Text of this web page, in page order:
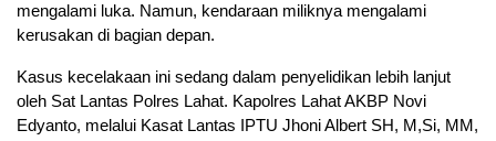
mengalami luka. Namun, kendaraan miliknya mengalami
kerusakan di bagian depan.
Kasus kecelakaan ini sedang dalam penyelidikan lebih lanjut
oleh Sat Lantas Polres Lahat. Kapolres Lahat AKBP Novi
Edyanto, melalui Kasat Lantas IPTU Jhoni Albert SH, M,Si, MM,